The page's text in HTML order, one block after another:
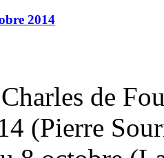
2014
de
(Pierre